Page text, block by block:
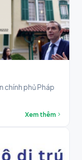
chính phủ Pháp
Xem thêm